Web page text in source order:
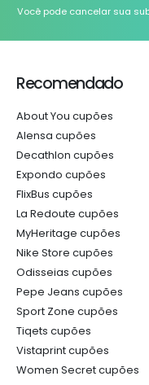
Você pode cancelar sua
Recomendado
About You cupões
Alensa cupões
Decathlon cupões
Expondo cupões
FlixBus cupões
La Redoute cupões
MyHeritage cupões
Nike Store cupões
Odisseias cupões
Pepe Jeans cupões
Sport Zone cupões
Tiqets cupões
Vistaprint cupões
Women Secret cupões